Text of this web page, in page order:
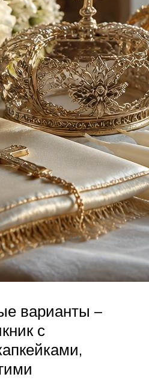
варианты –
с